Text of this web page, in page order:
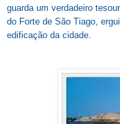
guarda um verdadeiro
do Forte de São Tiago,
edificação da cidade.